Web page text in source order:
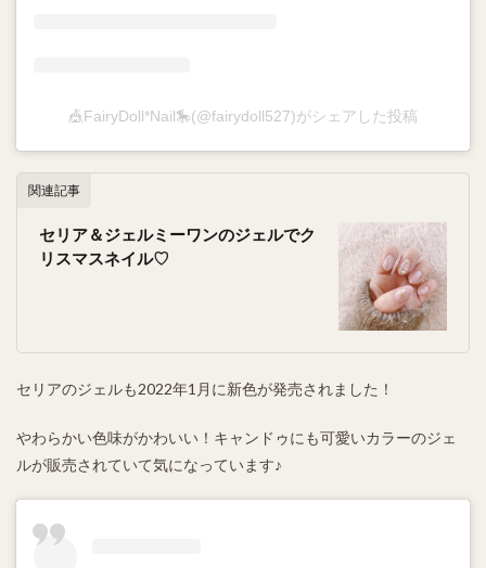
🎪FairyDoll*Nail🎠(@fairydoll527)がシェアした投稿
関連記事
セリア＆ジェルミーワンのジェルでク
リスマスネイル♡
セリアのジェルも2022年1月に新色が発売されました！
やわらかい色味がかわいい！キャンドゥにも可愛いカラーのジェ
ルが販売されていて気になっています♪